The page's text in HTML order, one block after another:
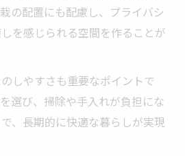
の配置にも配慮し、プライバシ
を感じられる空間を作ることが
しやすさも重要なポイントで
選び、掃除や手入れが負担にな
、長期的に快適な暮らしが実現